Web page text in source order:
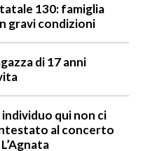
130: famiglia
gravi condizioni
di 17 anni
qui non ci
al concerto